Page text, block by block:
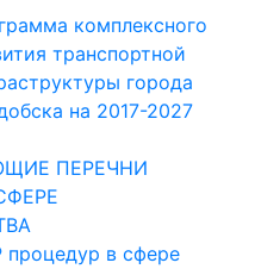
комплексного
транспортной
города
на 2017-2027
ПЕРЕЧНИ
в сфере